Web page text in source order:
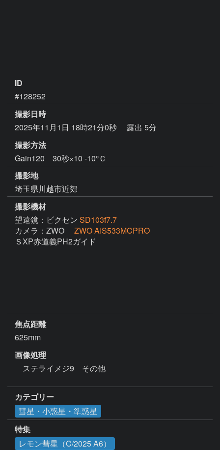
ID
#128252
撮影日時
2025年11月1日 18時21分0秒
露出 5分
撮影方法
Gain120 30秒×10 -10°Ｃ
撮影地
埼玉県川越市近郊
撮影機材
望遠鏡：ビクセン SD103f7.7
カメラ：ZWO
ZWO AIS533MCPRO
ＳXP赤道義PH2ガイド
焦点距離
625mm
画像処理
ステライメジ9　その他
カテゴリー
彗星・小惑星・準惑星
特集
レモン彗星（C/2025 A6）